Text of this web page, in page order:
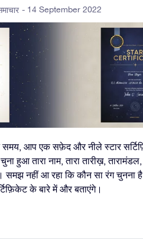
- 14 September 2022
समय, आप एक सफ़ेद और नीले स्टार
हुआ तारा नाम, तारा तारीख़, तारामंडल,
समझ नहीं आ रहा कि कौन सा रंग चुनना
के बारे में और बताएंगे।